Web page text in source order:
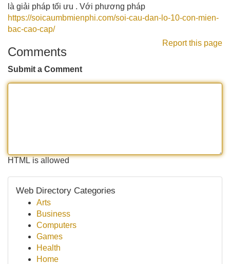
là giải pháp tối ưu . Với phương pháp
https://soicaumbmienphi.com/soi-cau-dan-lo-10-con-mien-
bac-cao-cap/
Report this page
Comments
Submit a Comment
HTML is allowed
Web Directory Categories
Arts
Business
Computers
Games
Health
Home